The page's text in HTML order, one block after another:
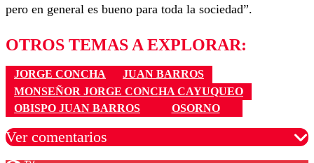
pero en general es bueno para toda la sociedad”.
OTROS TEMAS A EXPLORAR:
JORGE CONCHA
JUAN BARROS
MONSEÑOR JORGE CONCHA CAYUQUEO
OBISPO JUAN BARROS
OSORNO
Ver comentarios